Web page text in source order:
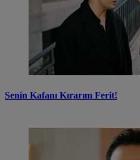
Senin Kafanı Kırarım Ferit!